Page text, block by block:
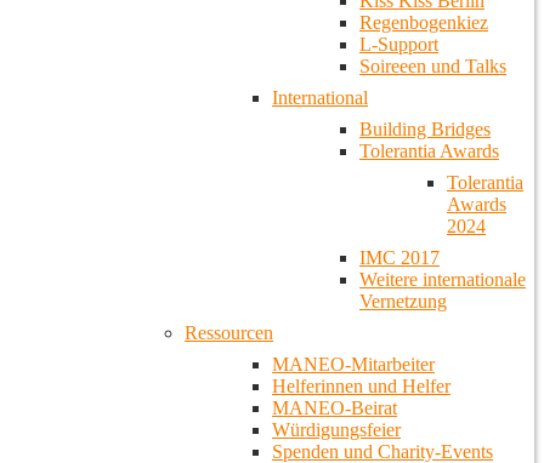
Regenbogenkiez
L-Support
Soireeen und Talks
International
Building Bridges
Tolerantia Awards
Tolerantia
Awards
2024
IMC 2017
Weitere internationale
Vernetzung
Ressourcen
MANEO-Mitarbeiter
Helferinnen und Helfer
MANEO-Beirat
Würdigungsfeier
Spenden und Charity-Events